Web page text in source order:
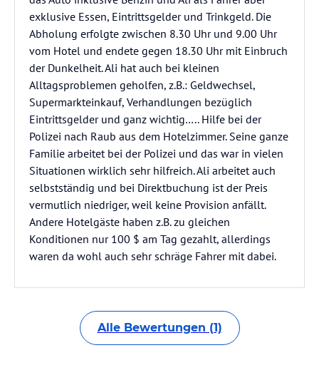
exklusive Essen, Eintrittsgelder und Trinkgeld. Die
Abholung erfolgte zwischen 8.30 Uhr und 9.00 Uhr
vom Hotel und endete gegen 18.30 Uhr mit Einbruch
der Dunkelheit. Ali hat auch bei kleinen
Alltagsproblemen geholfen, z.B.: Geldwechsel,
Supermarkteinkauf, Verhandlungen bezüglich
Eintrittsgelder und ganz wichtig….. Hilfe bei der
Polizei nach Raub aus dem Hotelzimmer. Seine ganze
Familie arbeitet bei der Polizei und das war in vielen
Situationen wirklich sehr hilfreich. Ali arbeitet auch
selbstständig und bei Direktbuchung ist der Preis
vermutlich niedriger, weil keine Provision anfällt.
Andere Hotelgäste haben z.B. zu gleichen
Konditionen nur 100 $ am Tag gezahlt, allerdings
waren da wohl auch sehr schräge Fahrer mit dabei.
Alle Bewertungen (1)